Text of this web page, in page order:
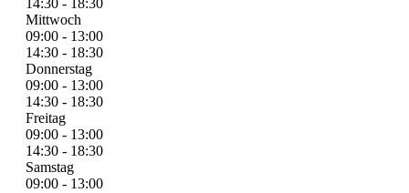
14:30 - 18:30
Mittwoch
09:00 - 13:00
14:30 - 18:30
Donnerstag
09:00 - 13:00
14:30 - 18:30
Freitag
09:00 - 13:00
14:30 - 18:30
Samstag
09:00 - 13:00